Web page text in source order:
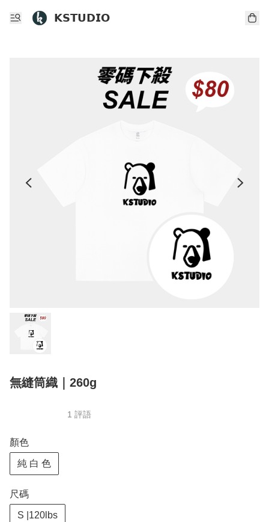
𝗞𝗦𝗧𝗨𝗗𝗜𝗢
無縫筒織｜260g
1 評語
顏色
純 白 色
尺碼
S |120lbs